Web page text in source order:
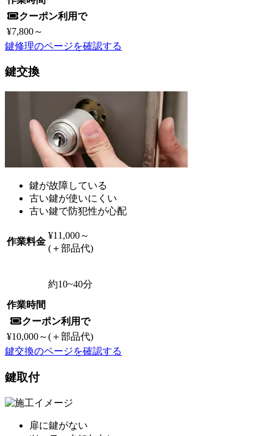
クーポン利用で
¥7,800～
鍵修理のページを確認する
鍵交換
鍵が故障している
古い鍵が使いにくい
古い鍵で防犯性が心配
作業料金
¥11,000～
(＋部品代)
作業時間
約10~40分
クーポン利用で
¥10,000～(＋部品代)
鍵交換のページを確認する
鍵取付
扉に鍵がない